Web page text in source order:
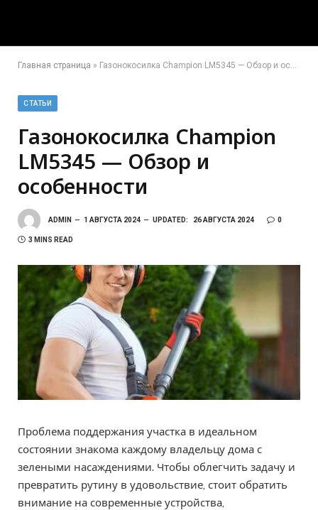
Главная страница » Газонокосилка Champion LM5345 — Обзор и особенности
СТАТЬИ
Газонокосилка Champion
LM5345 — Обзор и
особенности
ADMIN 1 АВГУСТА 2024 UPDATED: 26 АВГУСТА 2024 0
3 MINS READ
Проблема поддержания участка в идеальном
состоянии знакома каждому владельцу дома с
зелеными насаждениями. Чтобы облегчить задачу и
превратить рутину в удовольствие, стоит обратить
внимание на современные устройства,